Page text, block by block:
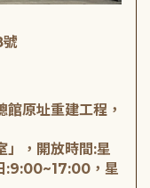
號
原址重建工程，
」，開放時間:星
:9:00~17:00，星